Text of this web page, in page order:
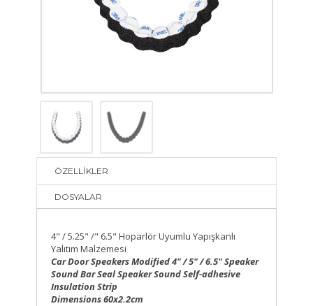
ÖZELLİKLER
DOSYALAR
4" / 5.25" /" 6.5" Hoparlör Uyumlu Yapışkanlı
Yalıtım Malzemesi
Car Door Speakers Modified 4" / 5" / 6.5" Speaker
Sound Bar Seal Speaker Sound Self-adhesive
Insulation Strip
Dimensions 60x2.2cm